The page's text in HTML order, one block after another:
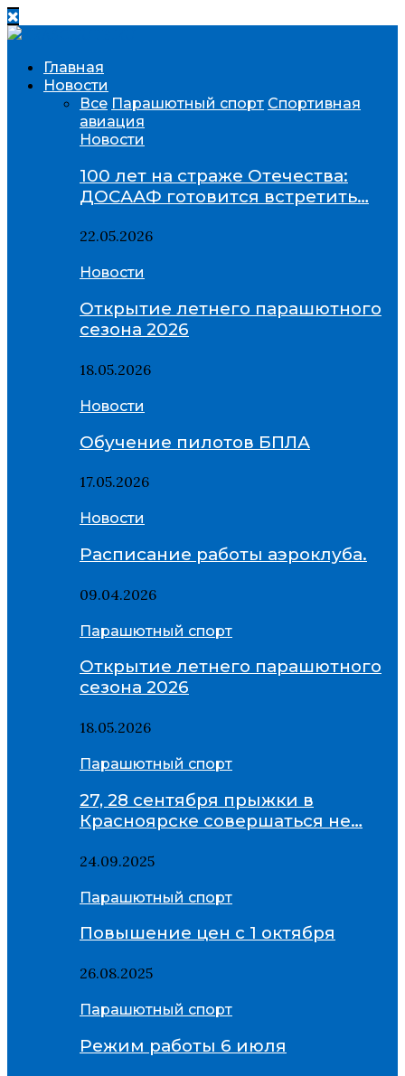
Главная
Новости
Все Парашютный спорт Спортивная
авиация
Новости
100 лет на страже Отечества:
ДОСААФ готовится встретить…
22.05.2026
Новости
Открытие летнего парашютного
сезона 2026
18.05.2026
Новости
Обучение пилотов БПЛА
17.05.2026
Новости
Расписание работы аэроклуба.
09.04.2026
Парашютный спорт
Открытие летнего парашютного
сезона 2026
18.05.2026
Парашютный спорт
27, 28 сентября прыжки в
Красноярске совершаться не…
24.09.2025
Парашютный спорт
Повышение цен с 1 октября
26.08.2025
Парашютный спорт
Режим работы 6 июля